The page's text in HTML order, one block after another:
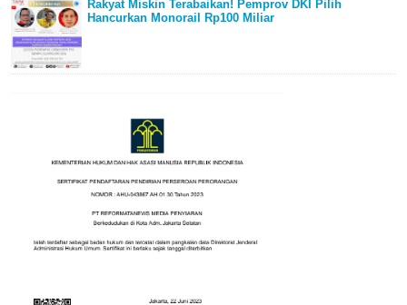
Rakyat Miskin Terabaikan! Pemprov DKI Pilih
Hancurkan Monorail Rp100 Miliar